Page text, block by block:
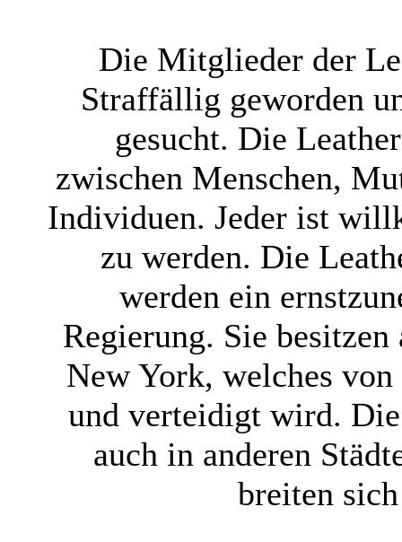
Die Mitglieder der
Straffällig geworden
gesucht. Die
zwischen Menschen,
Individuen. Jeder ist
zu werden. Die
werden ein
Regierung. Sie
New York, welches
und verteidigt wird.
auch in anderen
breiten